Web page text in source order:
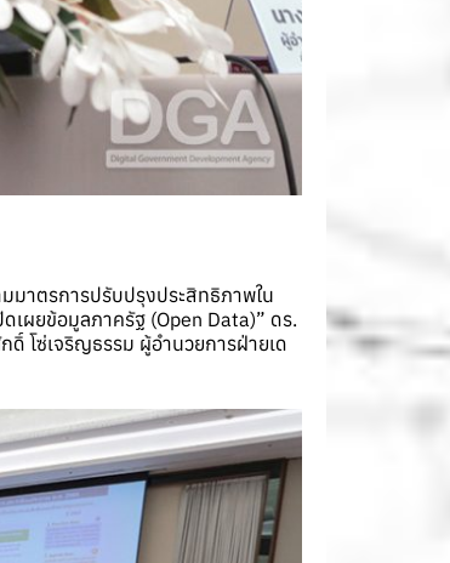
มาตรการปรับปรุงประสิทธิภาพใน
ผยข้อมูลภาครัฐ (Open Data)” ดร.
โซ่เจริญธรรม ผู้อำนวยการฝ่ายเด